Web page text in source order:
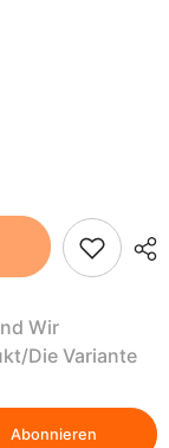
Wir
die Variante
Abonnieren